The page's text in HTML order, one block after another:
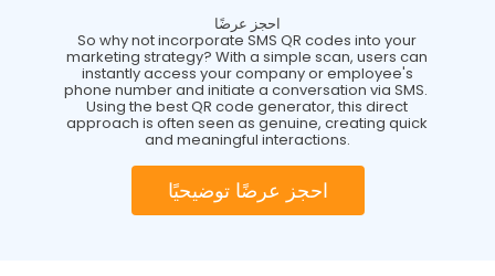
احجز عرضًا
So why not incorporate SMS QR codes into your
marketing strategy? With a simple scan, users can
instantly access your company or employee's
phone number and initiate a conversation via SMS.
Using the best QR code generator, this direct
approach is often seen as genuine, creating quick
and meaningful interactions.
احجز عرضًا توضيحيًا